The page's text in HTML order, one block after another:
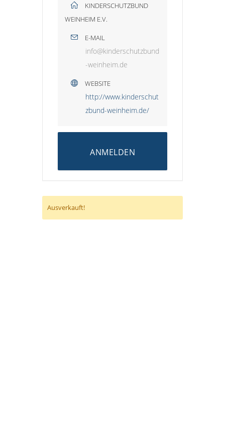
KINDERSCHUTZBUND
WEINHEIM E.V.
E-MAIL
info@kinderschutzbund
-weinheim.de
WEBSITE
http://www.kinderschut
zbund-weinheim.de/
ANMELDEN
Ausverkauft!